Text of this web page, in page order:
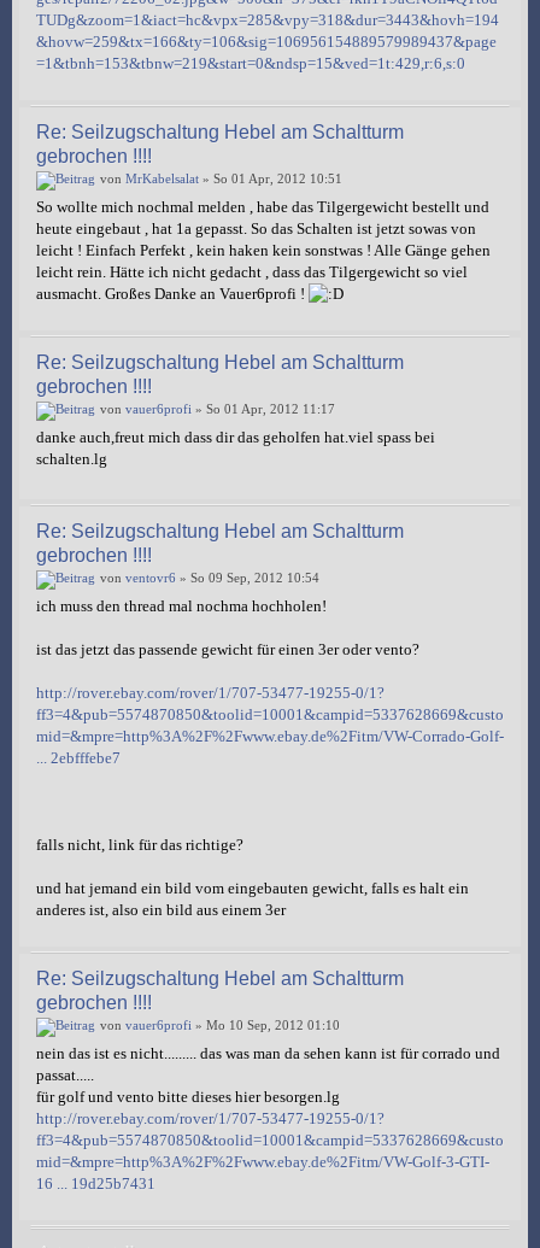
TUDg&zoom=1&iact=hc&vpx=285&vpy=318&dur=3443&hovh=194
&hovw=259&tx=166&ty=106&sig=106956154889579989437&page
=1&tbnh=153&tbnw=219&start=0&ndsp=15&ved=1t:429,r:6,s:0
Re: Seilzugschaltung Hebel am Schaltturm
gebrochen !!!!
von MrKabelsalat » So 01 Apr, 2012 10:51
So wollte mich nochmal melden , habe das Tilgergewicht bestellt und
heute eingebaut , hat 1a gepasst. So das Schalten ist jetzt sowas von
leicht ! Einfach Perfekt , kein haken kein sonstwas ! Alle Gänge gehen
leicht rein. Hätte ich nicht gedacht , dass das Tilgergewicht so viel
ausmacht. Großes Danke an Vauer6profi !
Re: Seilzugschaltung Hebel am Schaltturm
gebrochen !!!!
von vauer6profi » So 01 Apr, 2012 11:17
danke auch,freut mich dass dir das geholfen hat.viel spass bei
schalten.lg
Re: Seilzugschaltung Hebel am Schaltturm
gebrochen !!!!
von ventovr6 » So 09 Sep, 2012 10:54
ich muss den thread mal nochma hochholen!
ist das jetzt das passende gewicht für einen 3er oder vento?
http://rover.ebay.com/rover/1/707-53477-19255-0/1?
ff3=4&pub=5574870850&toolid=10001&campid=5337628669&custo
mid=&mpre=http%3A%2F%2Fwww.ebay.de%2Fitm/VW-Corrado-Golf-
... 2ebfffebe7
falls nicht, link für das richtige?
und hat jemand ein bild vom eingebauten gewicht, falls es halt ein
anderes ist, also ein bild aus einem 3er
Re: Seilzugschaltung Hebel am Schaltturm
gebrochen !!!!
von vauer6profi » Mo 10 Sep, 2012 01:10
nein das ist es nicht......... das was man da sehen kann ist für corrado und
passat.....
für golf und vento bitte dieses hier besorgen.lg
http://rover.ebay.com/rover/1/707-53477-19255-0/1?
ff3=4&pub=5574870850&toolid=10001&campid=5337628669&custo
mid=&mpre=http%3A%2F%2Fwww.ebay.de%2Fitm/VW-Golf-3-GTI-
16 ... 19d25b7431